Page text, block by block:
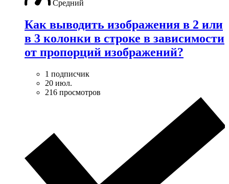
Средний
Как выводить изображения в 2 или
в 3 колонки в строке в зависимости
от пропорций изображений?
1 подписчик
20 июл.
216 просмотров